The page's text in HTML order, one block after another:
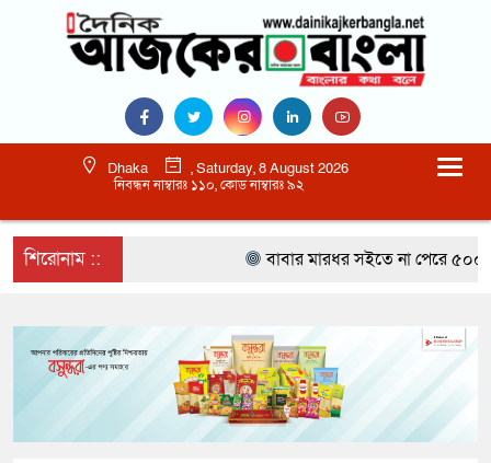
Dhaka
, Saturday, 8 August 2026
নিবন্ধন নাম্বারঃ ১১০, কোড নাম্বারঃ ৯২
শিরোনাম :: বাবার মারধর সইতে না পেরে ৫০০